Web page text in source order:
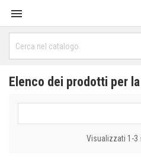

Elenco dei prodotti per la
Visualizzati 1-3